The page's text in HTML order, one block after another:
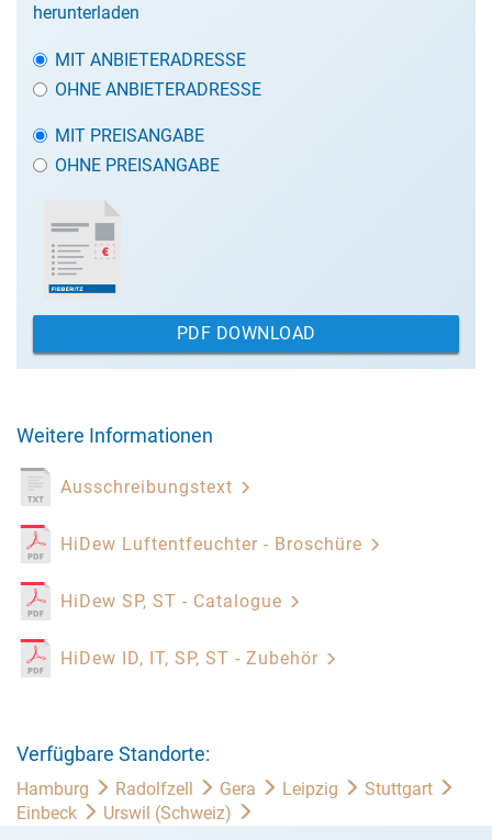
herunterladen
MIT ANBIETERADRESSE
OHNE ANBIETERADRESSE
MIT PREISANGABE
OHNE PREISANGABE
PDF DOWNLOAD
Weitere Informationen
Ausschreibungstext
HiDew Luftentfeuchter - Broschüre
HiDew SP, ST - Catalogue
HiDew ID, IT, SP, ST - Zubehör
Verfügbare Standorte:
Hamburg Radolfzell Gera Leipzig
Stuttgart
Einbeck
Urswil (Schweiz)